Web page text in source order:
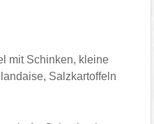
mit Schinken, kleine
Salzkartoffeln